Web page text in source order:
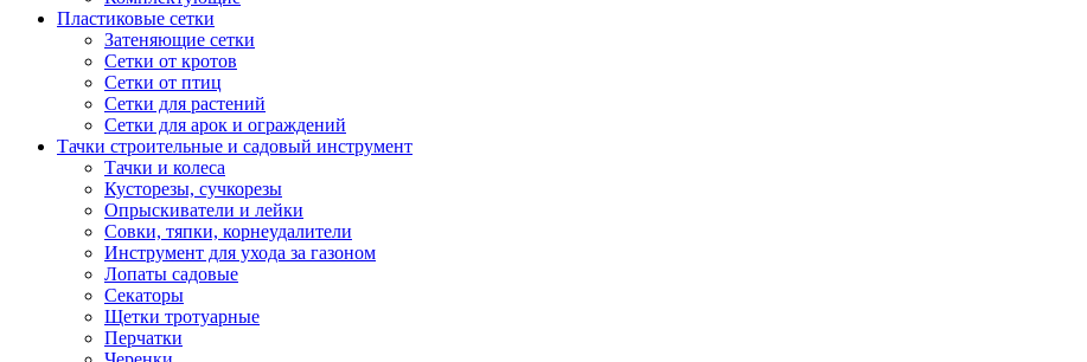
Пластиковые сетки
Затеняющие сетки
Сетки от кротов
Сетки от птиц
Сетки для растений
Сетки для арок и ограждений
Тачки строительные и садовый инструмент
Тачки и колеса
Кусторезы, сучкорезы
Опрыскиватели и лейки
Совки, тяпки, корнеудалители
Инструмент для ухода за газоном
Лопаты садовые
Секаторы
Щетки тротуарные
Перчатки